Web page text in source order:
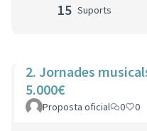
15 Suports
2. Jornades
5.000€
Proposta oficial 0 0